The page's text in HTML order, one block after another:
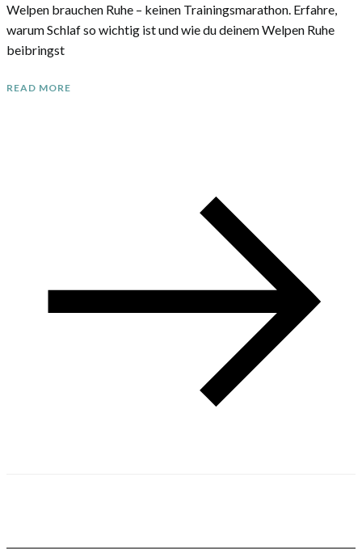
Welpen brauchen Ruhe – keinen Trainingsmarathon. Erfahre,
warum Schlaf so wichtig ist und wie du deinem Welpen Ruhe
beibringst
READ MORE